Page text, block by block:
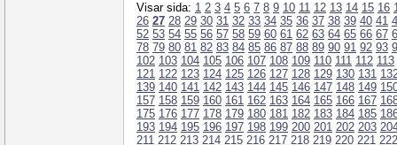
Visar sida: 1 2 3 4 5 6 7 8 9 10 11 12 13 14 15 16
26 27 28 29 30 31 32 33 34 35 36 37 38 39 40 41
52 53 54 55 56 57 58 59 60 61 62 63 64 65 66 67
78 79 80 81 82 83 84 85 86 87 88 89 90 91 92 93
102 103 104 105 106 107 108 109 110 111 112 113
121 122 123 124 125 126 127 128 129 130 131
139 140 141 142 143 144 145 146 147 148 149
157 158 159 160 161 162 163 164 165 166 167
175 176 177 178 179 180 181 182 183 184 185
193 194 195 196 197 198 199 200 201 202 203
211 212 213 214 215 216 217 218 219 220 221 222